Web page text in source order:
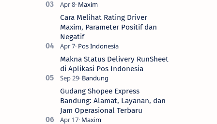
Cara Melihat Rating Driver
Maxim, Parameter Positif dan
Negatif
Makna Status Delivery RunSheet
di Aplikasi Pos Indonesia
Gudang Shopee Express
Bandung: Alamat, Layanan, dan
Jam Operasional Terbaru